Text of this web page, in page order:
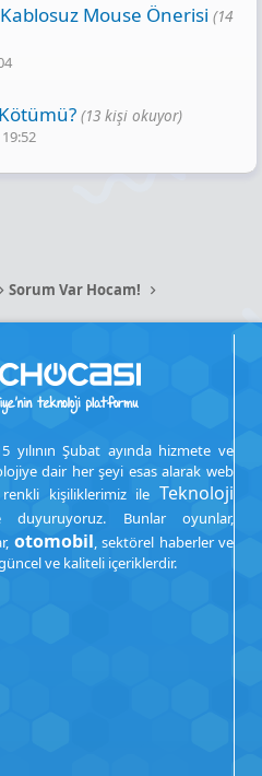
Mouse Önerisi (14
(13 kişi okuyor)
Sorum Var Hocam!
yılının Şubat ayında hizmete ve
dair her şeyi esas alarak web
renkli kişiliklerimiz ile Teknoloji
duyuruyoruz. Bunlar oyunlar,
otomobil, sektörel haberler ve
ve kaliteli içeriklerdir.